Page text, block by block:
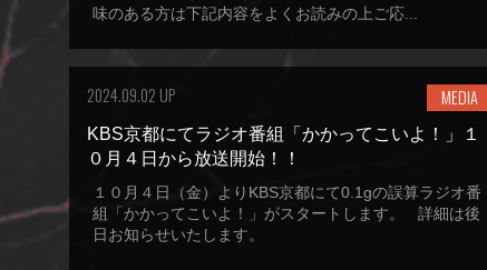
味のある方は下記内容をよくお読みの上ご応...
2024.09.02 UP MEDIA
KBS京都にてラジオ番組「かかってこいよ！」１
０月４日から放送開始！！
１０月４日（金）よりKBS京都にて0.1gの誤算ラジオ番
組「かかってこいよ！」がスタートします。 詳細は後
日お知らせいたします。